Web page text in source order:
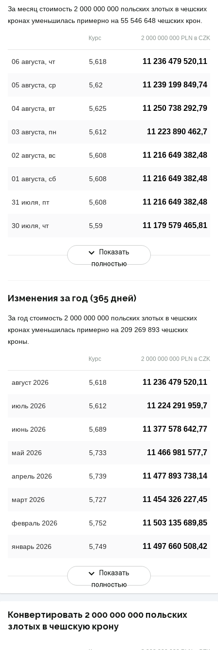
За месяц стоимость 2 000 000 000 польских злотых в чешских
кронах уменьшилась примерно на 55 546 648 чешских крон.
Курс 2 000 000 000 PLN в CZK
06 августа, чт 5,618 11 236 479 520,11
05 августа, ср 5,62 11 239 199 849,74
04 августа, вт 5,625 11 250 738 292,79
03 августа, пн 5,612 11 223 890 462,7
02 августа, вс 5,608 11 216 649 382,48
01 августа, сб 5,608 11 216 649 382,48
31 июля, пт 5,608 11 216 649 382,48
30 июля, чт 5,59 11 179 579 465,81
Показать
полностью
Изменения за год (365 дней)
За год стоимость 2 000 000 000 польских злотых в чешских
кронах уменьшилась примерно на 209 269 893 чешских
кроны.
Курс 2 000 000 000 PLN в CZK
август 2026 5,618 11 236 479 520,11
июль 2026 5,612 11 224 291 959,7
июнь 2026 5,689 11 377 578 642,77
май 2026 5,733 11 466 981 577,7
апрель 2026 5,739 11 477 893 738,14
март 2026 5,727 11 454 326 227,45
февраль 2026 5,752 11 503 135 689,85
январь 2026 5,749 11 497 660 508,42
Показать
полностью
Конвертировать 2 000 000 000 польских
злотых в чешскую крону